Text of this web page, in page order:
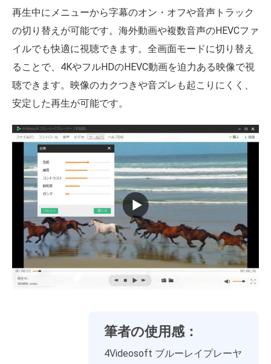
再生中にメニューから字幕のオン・オフや音声トラック
の切り替えが可能です。海外動画や複数音声のHEVCファ
イルでも快適に視聴できます。全画面モードに切り替え
ることで、4KやフルHDのHEVC動画を迫力ある映像で視
聴できます。映像のカクつきや音ズレも起こりにくく、
安定した再生が可能です。
筆者の使用感：
4Videosoft ブルーレイプレーヤ